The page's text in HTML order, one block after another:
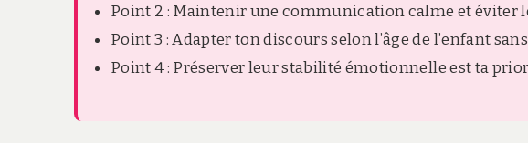
Point 2 : Maintenir une communication calme et éviter
Point 3 : Adapter ton discours selon l’âge de l’enfant
Point 4 : Préserver leur stabilité émotionnelle est ta